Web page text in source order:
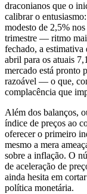
draconianos que o
calibrar o
modesto de 2,5%
trimestre — ritmo
fechado, a
abril para os atuais
mercado está pronto
razoável — o que,
complacência que
Além dos balanços,
índice de preços ao
oferecer o primeiro
mesmo a mera
sobre a inflação. O
de aceleração de
ainda hesita em
política monetária.